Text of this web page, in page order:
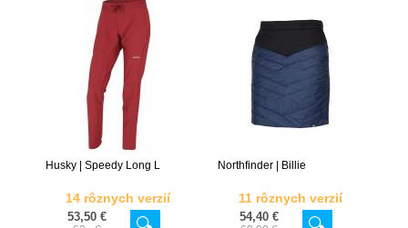
Husky | Speedy Long L
14 rôznych verzií
53,50 €
Northfinder | Billie
11 rôznych verzií
54,40 €